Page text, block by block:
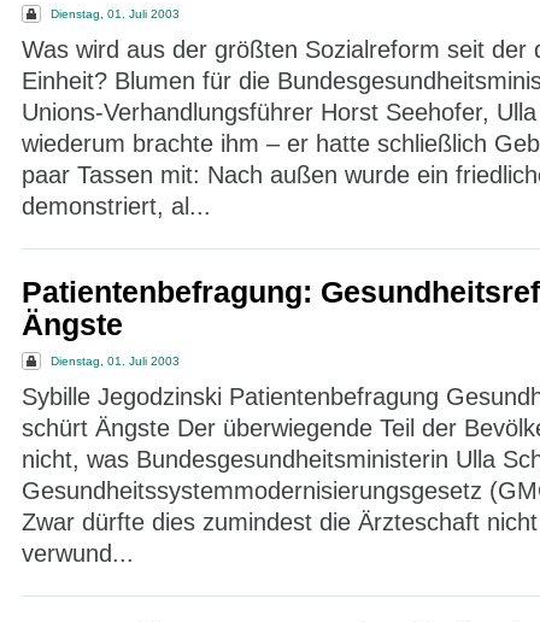
Dienstag, 01. Juli 2003
Was wird aus der größten Sozialreform seit der
Einheit? Blumen für die
Unions-Verhandlungsführer Horst Seehofer,
wiederum brachte ihm – er hatte schließlich
paar Tassen mit: Nach außen wurde ein
demonstriert, al...
Patientenbefragung:
Ängste
Dienstag, 01. Juli 2003
Sybille Jegodzinski Patientenbefragung
schürt Ängste Der überwiegende Teil der
nicht, was Bundesgesundheitsministerin Ulla
Gesundheitssystemmodernisierungsgesetz
Zwar dürfte dies zumindest die Ärzteschaft
verwund...